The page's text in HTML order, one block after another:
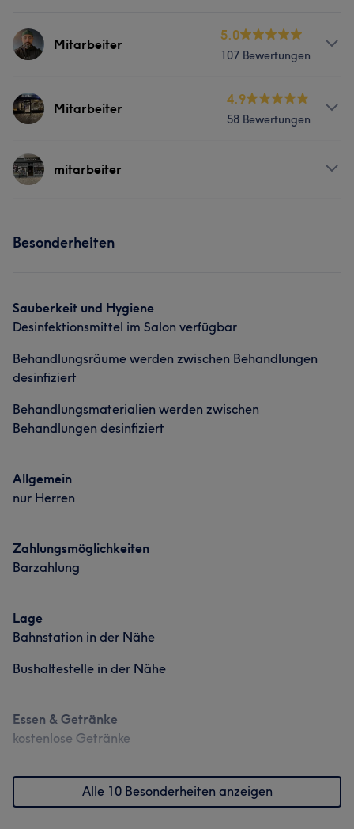
Mitarbeiter
5.0
107 Bewertungen
Services
Was unsere Kunden über Mitarbeiter sagen
Mitarbeiter
4.9
58 Bewertungen
Servicesmitarbeiter
Besonderheiten
Sauberkeit und Hygiene
Desinfektionsmittel im Salon verfügbar
Behandlungsräume werden zwischen Behandlungen
desinfiziert
Behandlungsmaterialien werden zwischen
Behandlungen desinfiziert
Allgemein
nur Herren
Zahlungsmöglichkeiten
Barzahlung
Lage
Bahnstation in der Nähe
Bushaltestelle in der Nähe
Essen & Getränke
kostenlose Getränke
Alle 10 Besonderheiten anzeigen